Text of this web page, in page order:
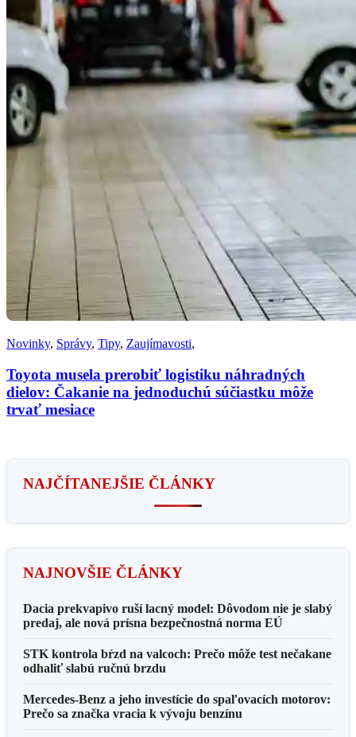
Novinky, Správy, Tipy, Zaujímavosti,
Toyota musela prerobiť logistiku náhradných
dielov: Čakanie na jednoduchú súčiastku môže
trvať mesiace
NAJČÍTANEJŠIE ČLÁNKY
NAJNOVŠIE ČLÁNKY
Dacia prekvapivo ruší lacný model: Dôvodom nie je slabý
predaj, ale nová prísna bezpečnostná norma EÚ
STK kontrola bŕzd na valcoch: Prečo môže test nečakane
odhaliť slabú ručnú brzdu
Mercedes-Benz a jeho investície do spaľovacích motorov:
Prečo sa značka vracia k vývoju benzínu